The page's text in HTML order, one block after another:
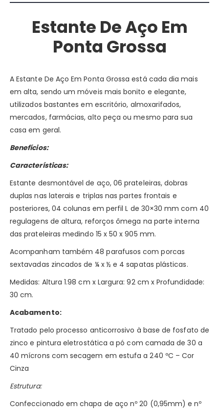
Estante De Aço Em
Ponta Grossa
A Estante De Aço Em Ponta Grossa está cada dia mais
em alta, sendo um móveis mais bonito e elegante,
utilizados bastantes em escritório, almoxarifados,
mercados, farmácias, alto peça ou mesmo para sua
casa em geral.
Benefícios:
Características:
Estante desmontável de aço, 06 prateleiras, dobras
duplas nas laterais e triplas nas partes frontais e
posteriores, 04 colunas em perfil L de 30×30 mm com 40
regulagens de altura, reforços ômega na parte interna
das prateleiras medindo 15 x 50 x 905 mm.
Acompanham também 48 parafusos com porcas
sextavadas zincados de ¼ x ½ e 4 sapatas plásticas.
Medidas: Altura 1.98 cm x Largura: 92 cm x Profundidade:
30 cm.
Acabamento:
Tratado pelo processo anticorrosivo à base de fosfato de
zinco e pintura eletrostática a pó com camada de 30 a
40 mícrons com secagem em estufa a 240 ºC – Cor
Cinza
Estrutura:
Confeccionado em chapa de aço nº 20 (0,95mm) e nº